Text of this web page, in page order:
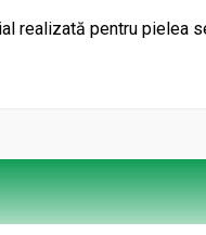
realizată pentru pielea